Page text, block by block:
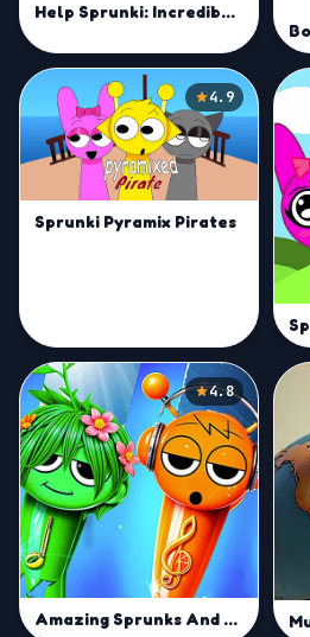
Help Sprunki: Incredibox Challenge
4.9
Sprunki Pyramix Pirates
4.8
Amazing Sprunks And Music